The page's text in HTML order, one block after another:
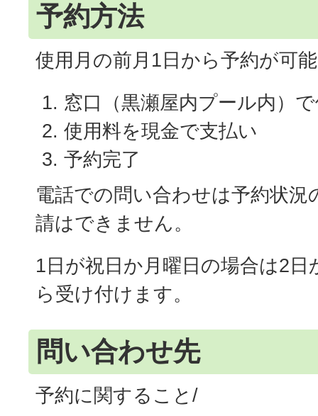
予約方法
使用月の前月1日から予約が可
窓口（黒瀬屋内プール内）
使用料を現金で支払い
予約完了
電話での問い合わせは予約状況
請はできません。
1日が祝日か月曜日の場合は2日
ら受け付けます。
問い合わせ先
予約に関すること/